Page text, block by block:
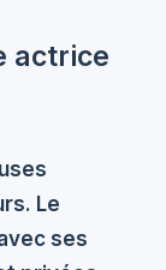
actrice
Le
ses